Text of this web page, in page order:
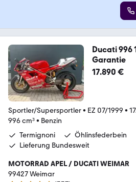
Ducati 996
Garantie
17.890 €
Sportler/Supersportler• EZ 07/1999 •
996 cm³• Benzin
Termignoni
Öhlinsfederbein
Lieferung Bundesweit
MOTORRAD APEL / DUCATI WEIMAR
99427 Weimar